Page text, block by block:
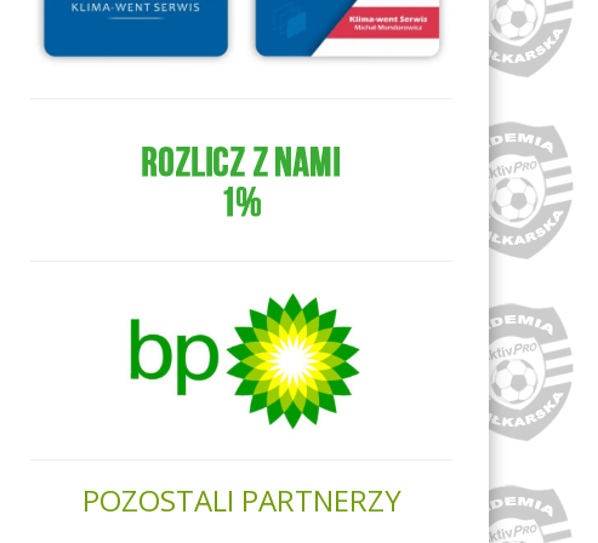
POZOSTALI PARTNERZY